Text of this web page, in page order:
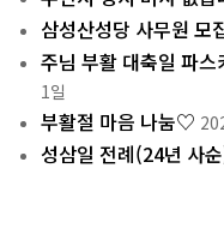
삼성산성당 사무원 모
주님 부활 대축일 파
1일
부활절 마음 나눔♡
성삼일 전례(24년 사